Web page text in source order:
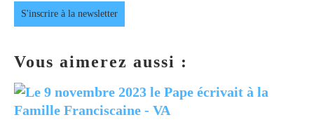
S'inscrire à la newsletter
Vous aimerez aussi :